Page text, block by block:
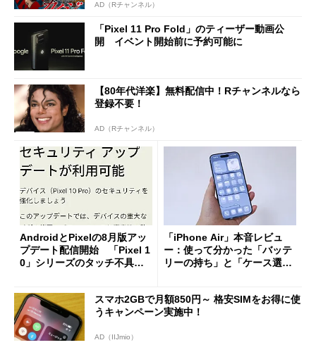
AD（Rチャンネル）
「Pixel 11 Pro Fold」のティーザー動画公
開 イベント開始前に予約可能に
【80年代洋楽】無料配信中！Rチャンネルなら
登録不要！
AD（Rチャンネル）
AndroidとPixelの8月版アッ
プデート配信開始 「Pixel 1
0」シリーズのタッチ不具合
「iPhone Air」本音レビュ
ー：使って分かった「バッテ
リーの持ち」と「ケース選
スマホ2GBで月額850円～ 格安SIMをお得に使
うキャンペーン実施中！
AD（IIJmio）